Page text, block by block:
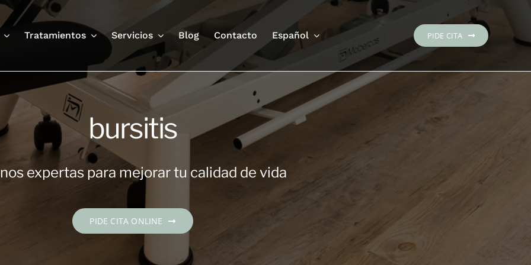
Tratamientos Servicios Blog Contacto Español PIDE CITA
bursitis
expertas para mejorar tu calidad de vida
PIDE CITA ONLINE